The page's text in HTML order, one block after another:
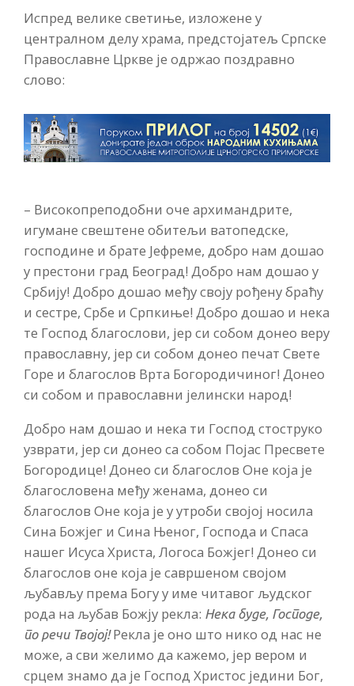
Испред велике светиње, изложене у
централном делу храма, предстојатељ Српске
Православне Цркве је одржао поздравно
слово:
– Високопреподобни оче архимандрите,
игумане свештене обитељи ватопедске,
господине и брате Јефреме, добро нам дошао
у престони град Београд! Добро нам дошао у
Србију! Добро дошао међу своју рођену браћу
и сестре, Србе и Српкиње! Добро дошао и нека
те Господ благослови, јер си собом донео веру
православну, јер си собом донео печат Свете
Горе и благослов Врта Богородичиног! Донео
си собом и православни јелински народ!
Добро нам дошао и нека ти Господ стоструко
узврати, јер си донео са собом Појас Пресвете
Богородице! Донео си благослов Оне која је
благословена међу женама, донео си
благослов Оне која је у утроби својој носила
Сина Божјег и Сина Њеног, Господа и Спаса
нашег Исуса Христа, Логоса Божјег! Донео си
благослов оне која је савршеном својом
љубављу према Богу у име читавог људског
рода на љубав Божју рекла: Нека буде, Господе,
по речи Твојој!Рекла је оно што нико од нас не
може, а сви желимо да кажемо, јер вером и
срцем знамо да је Господ Христос једини Бог,